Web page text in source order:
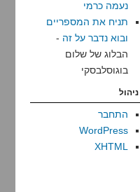
נעמה כרמי
תניח את המספריים
ובוא נדבר על זה -
הבלוג של שלום
בוגוסלבסקי
ניהול
התחבר
WordPress
XHTML